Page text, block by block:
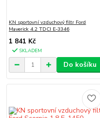
KN sportovní vzduchový filtr Ford
Maverick 4.2 TDCI E-3346
1 841 Kč
SKLADEM
Do košíku